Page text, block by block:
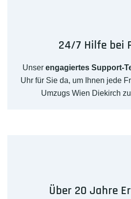
24/7 Hilfe bei
Unser engagiertes Support-
Uhr für Sie da, um Ihnen jede
Umzugs Wien Diekirch
Über 20 Jahre